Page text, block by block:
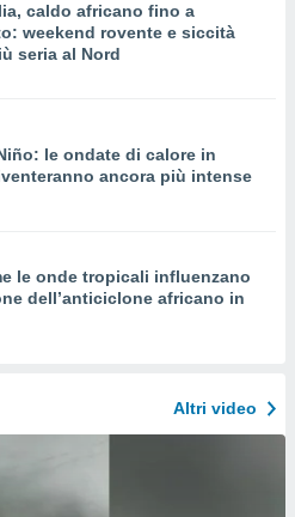
caldo africano fino a
weekend rovente e siccità
seria al Nord
le ondate di calore in
ancora più intense
le onde tropicali influenzano
dell’anticiclone africano in
Altri video